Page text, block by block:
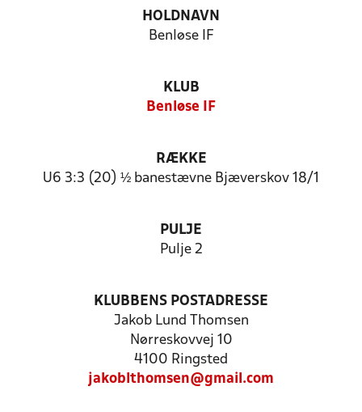
HOLDNAVN
Benløse IF
KLUB
Benløse IF
RÆKKE
U6 3:3 (20) ½ banestævne Bjæverskov 18/1
PULJE
Pulje 2
KLUBBENS POSTADRESSE
Jakob Lund Thomsen
Nørreskovvej 10
4100 Ringsted
jakoblthomsen@gmail.com